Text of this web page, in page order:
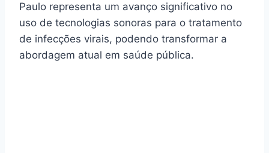
Paulo representa um avanço significativo no
uso de tecnologias sonoras para o tratamento
de infecções virais, podendo transformar a
abordagem atual em saúde pública.